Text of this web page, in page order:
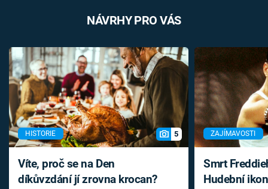
NÁVRHY PRO VÁS
HISTORIE 5
Víte, proč se na Den
díkůvzdání jí zrovna krocan?
ZAJÍMAVOSTI
Smrt
Hudební